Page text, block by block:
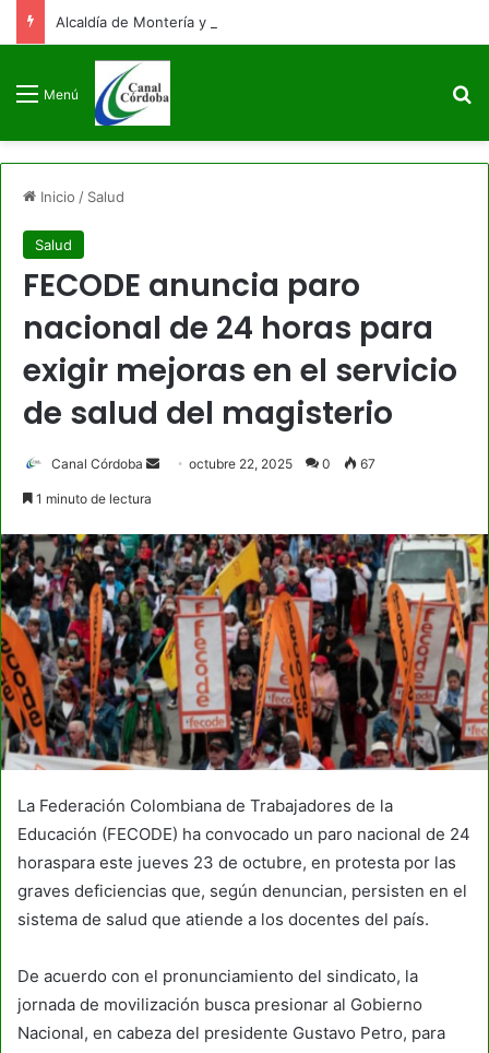
Menú
Inicio / Salud
Salud
FECODE anuncia paro
nacional de 24 horas para
exigir mejoras en el servicio
de salud del magisterio
Canal Córdoba
Sendoctubre 22, 2025 0 67
1 minuto de lectura
La Federación Colombiana de Trabajadores de la
Educación (FECODE) ha convocado un paro nacional de 24
horaspara este jueves 23 de octubre, en protesta por las
graves deficiencias que, según denuncian, persisten en el
sistema de salud que atiende a los docentes del país.
De acuerdo con el pronunciamiento del sindicato, la
jornada de movilización busca presionar al Gobierno
Nacional, en cabeza del presidente Gustavo Petro, para